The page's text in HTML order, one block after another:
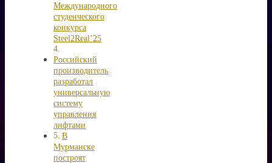
Международного
студенческого
конкурса
Steel2Real’25
Российский
производитель
разработал
универсальную
систему
управления
лифтами
В
Мурманске
построят